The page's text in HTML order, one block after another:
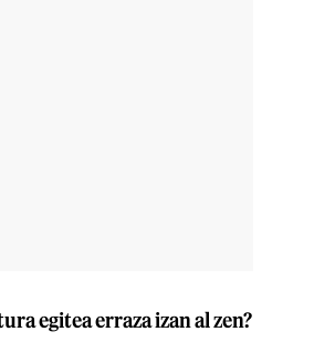
egitea erraza izan al zen?